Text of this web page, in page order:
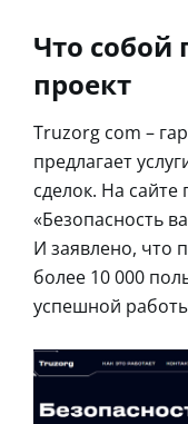
Что собой
проект
Truzorg com –
предлагает
сделок. На сайте
«Безопасность
И заявлено, что
более 10 000
успешной